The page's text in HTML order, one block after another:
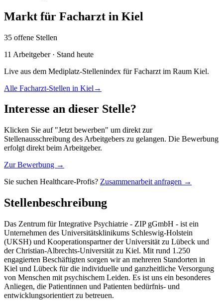
Markt für Facharzt in Kiel
35 offene Stellen
11 Arbeitgeber · Stand heute
Live aus dem Mediplatz-Stellenindex fürFacharzt im Raum Kiel.
Alle Facharzt-Stellen in Kiel →
Interesse an dieser Stelle?
Klicken Sie auf "Jetzt bewerben" um direkt zur
Stellenausschreibung des Arbeitgebers zu gelangen. Die Bewerbung
erfolgt direkt beim Arbeitgeber.
Zur Bewerbung →
Sie suchen Healthcare-Profis? Zusammenarbeit anfragen →
Stellenbeschreibung
Das Zentrum für Integrative Psychiatrie - ZIP gGmbH - ist ein
Unternehmen des Universitätsklinikums Schleswig-Holstein
(UKSH) und Kooperationspartner der Universität zu Lübeck und
der Christian-Albrechts-Universität zu Kiel. Mit rund 1.250
engagierten Beschäftigten sorgen wir an mehreren Standorten in
Kiel und Lübeck für die individuelle und ganzheitliche Versorgung
von Menschen mit psychischem Leiden. Es ist uns ein besonderes
Anliegen, die Patientinnen und Patienten bedürfnis- und
entwicklungsorientiert zu betreuen.